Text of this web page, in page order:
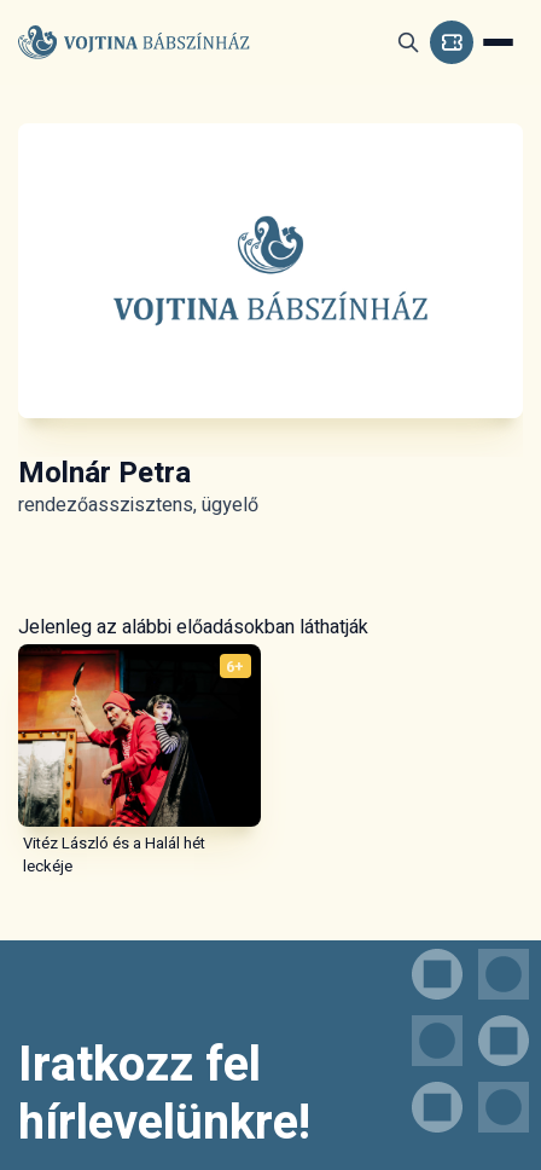
Molnár Petra
rendezőasszisztens, ügyelő
Jelenleg az alábbi előadásokban láthatják
6+
Vitéz László és a Halál hét
leckéje
Iratkozz fel
hírlevelünkre!